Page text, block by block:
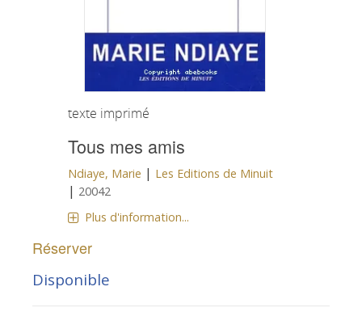
texte imprimé
Tous mes amis
Ndiaye, Marie | Les Editions de Minuit
| 20042
Plus d'information...
Réserver
Disponible